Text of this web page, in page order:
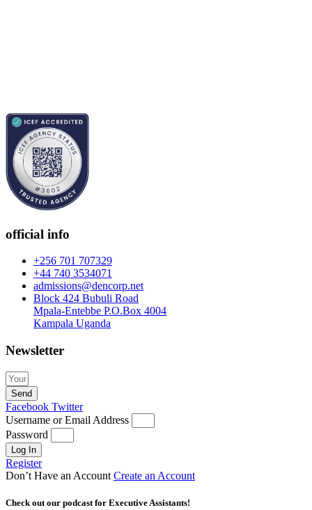
official info
+256 701 707329
+44 740 3534071
admissions@dencorp.net
Block 424 Bubuli Road
Mpala-Entebbe P.O.Box 4004
Kampala Uganda
Newsletter
Send
Facebook Twitter
Username or Email Address
Password
Log In
Register
Don’t Have an Account Create an Account
Check out our podcast for Executive Assistants!